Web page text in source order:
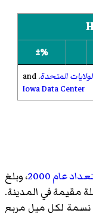
%±
المتحدة.
Iowa Data Center
عام 2000
، وبلغ
452 أسرة وعدد العائلات 269 عائلة مقيمة في المدينة.
1,006.8 نسمة لكل ميل مربع